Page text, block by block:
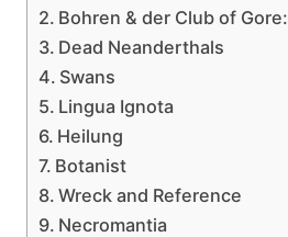
Bohren & der Club of Gore:
Dead Neanderthals
Swans
Lingua Ignota
Heilung
Botanist
Wreck and Reference
Necromantia